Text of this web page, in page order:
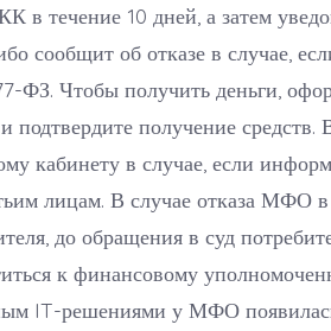
в течение 10 дней, а затем
сообщит об отказе в случае,
ФЗ. Чтобы получить деньги,
подтвердите получение средств.
кабинету в случае, если
лицам. В случае отказа МФО в
до обращения в суд
к финансовому
IT-решениями у МФО